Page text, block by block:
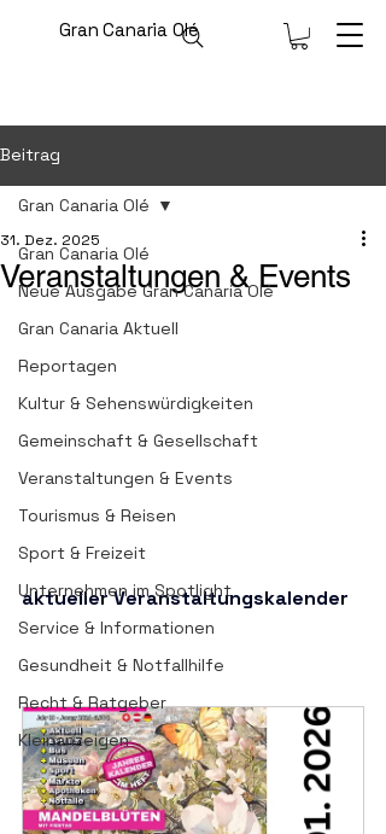
Gran Canaria Olé
Beitrag
Gran Canaria Olé
Neue Ausgabe Gran Canaria Olé
Gran Canaria Aktuell
Reportagen
Kultur & Sehenswürdigkeiten
Gemeinschaft & Gesellschaft
Veranstaltungen & Events
Tourismus & Reisen
Sport & Freizeit
Unternehmen im Spotlight
Service & Informationen
Gesundheit & Notfallhilfe
Recht & Ratgeber
Kleinanzeigen
Gran Canaria Olé
Veranstaltungen & Events
31. Dez. 2025
aktueller Veranstaltungskalender